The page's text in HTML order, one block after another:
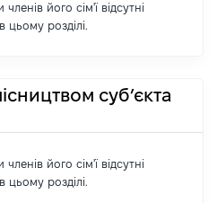
його сім'ї відсутні
цьому розділі.
суб’єкта
його сім'ї відсутні
цьому розділі.